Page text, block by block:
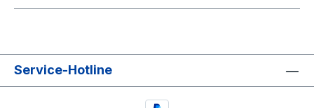
Service-Hotline